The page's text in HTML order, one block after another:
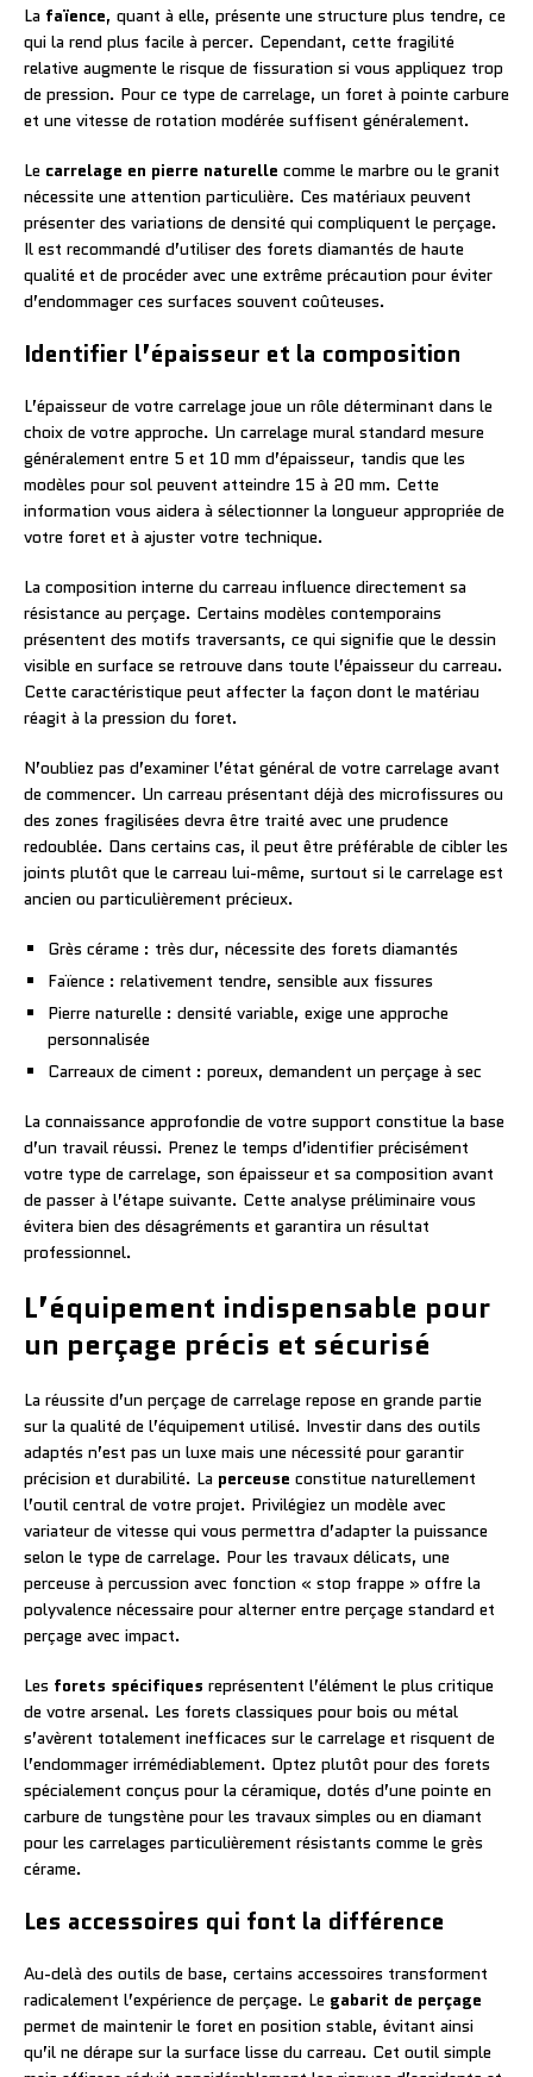
La faïence, quant à elle, présente une structure plus tendre, ce
qui la rend plus facile à percer. Cependant, cette fragilité
relative augmente le risque de fissuration si vous appliquez trop
de pression. Pour ce type de carrelage, un foret à pointe carbure
et une vitesse de rotation modérée suffisent généralement.
Le carrelage en pierre naturelle comme le marbre ou le granit
nécessite une attention particulière. Ces matériaux peuvent
présenter des variations de densité qui compliquent le perçage.
Il est recommandé d’utiliser des forets diamantés de haute
qualité et de procéder avec une extrême précaution pour éviter
d’endommager ces surfaces souvent coûteuses.
Identifier l’épaisseur et la composition
L’épaisseur de votre carrelage joue un rôle déterminant dans le
choix de votre approche. Un carrelage mural standard mesure
généralement entre 5 et 10 mm d’épaisseur, tandis que les
modèles pour sol peuvent atteindre 15 à 20 mm. Cette
information vous aidera à sélectionner la longueur appropriée de
votre foret et à ajuster votre technique.
La composition interne du carreau influence directement sa
résistance au perçage. Certains modèles contemporains
présentent des motifs traversants, ce qui signifie que le dessin
visible en surface se retrouve dans toute l’épaisseur du carreau.
Cette caractéristique peut affecter la façon dont le matériau
réagit à la pression du foret.
N’oubliez pas d’examiner l’état général de votre carrelage avant
de commencer. Un carreau présentant déjà des microfissures ou
des zones fragilisées devra être traité avec une prudence
redoublée. Dans certains cas, il peut être préférable de cibler les
joints plutôt que le carreau lui-même, surtout si le carrelage est
ancien ou particulièrement précieux.
Grès cérame : très dur, nécessite des forets diamantés
Faïence : relativement tendre, sensible aux fissures
Pierre naturelle : densité variable, exige une approche
personnalisée
Carreaux de ciment : poreux, demandent un perçage à sec
La connaissance approfondie de votre support constitue la base
d’un travail réussi. Prenez le temps d’identifier précisément
votre type de carrelage, son épaisseur et sa composition avant
de passer à l’étape suivante. Cette analyse préliminaire vous
évitera bien des désagréments et garantira un résultat
professionnel.
L’équipement indispensable pour
un perçage précis et sécurisé
La réussite d’un perçage de carrelage repose en grande partie
sur la qualité de l’équipement utilisé. Investir dans des outils
adaptés n’est pas un luxe mais une nécessité pour garantir
précision et durabilité. La perceuse constitue naturellement
l’outil central de votre projet. Privilégiez un modèle avec
variateur de vitesse qui vous permettra d’adapter la puissance
selon le type de carrelage. Pour les travaux délicats, une
perceuse à percussion avec fonction « stop frappe » offre la
polyvalence nécessaire pour alterner entre perçage standard et
perçage avec impact.
Les forets spécifiques représentent l’élément le plus critique
de votre arsenal. Les forets classiques pour bois ou métal
s’avèrent totalement inefficaces sur le carrelage et risquent de
l’endommager irrémédiablement. Optez plutôt pour des forets
spécialement conçus pour la céramique, dotés d’une pointe en
carbure de tungstène pour les travaux simples ou en diamant
pour les carrelages particulièrement résistants comme le grès
cérame.
Les accessoires qui font la différence
Au-delà des outils de base, certains accessoires transforment
radicalement l’expérience de perçage. Le gabarit de perçage
permet de maintenir le foret en position stable, évitant ainsi
qu’il ne dérape sur la surface lisse du carreau. Cet outil simple